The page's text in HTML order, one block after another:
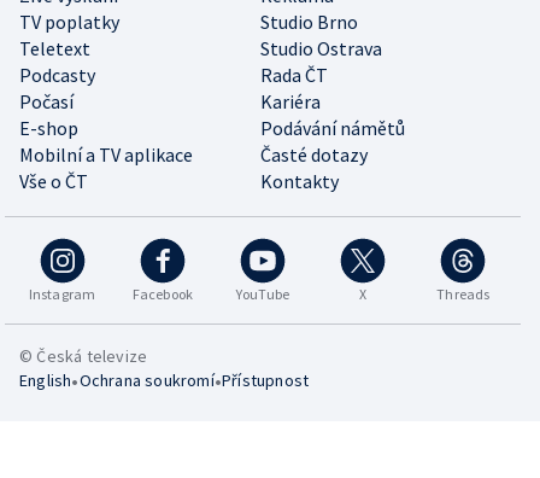
TV poplatky
Studio Brno
Teletext
Studio Ostrava
Podcasty
Rada ČT
Počasí
Kariéra
E-shop
Podávání námětů
Mobilní a TV aplikace
Časté dotazy
Vše o ČT
Kontakty
Instagram Facebook YouTube X Threads
© Česká televize
English•Ochrana soukromí•Přístupnost